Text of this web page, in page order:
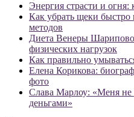
Энергия страсти и
Как убрать щеки быстро
методов
Диета Венеры
физических нагрузок
Как правильно
Елена Корикова:
фото
Слава Марлоу: «Меня не
деньгами»